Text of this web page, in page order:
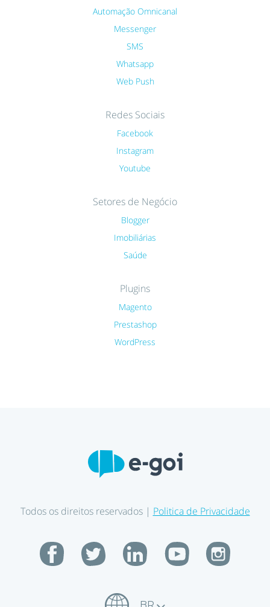
Automação Omnicanal
Messenger
SMS
Whatsapp
Web Push
Redes Sociais
Facebook
Instagram
Youtube
Setores de Negócio
Blogger
Imobiliárias
Saúde
Plugins
Magento
Prestashop
WordPress
Todos os direitos reservados | Politica de Privacidade